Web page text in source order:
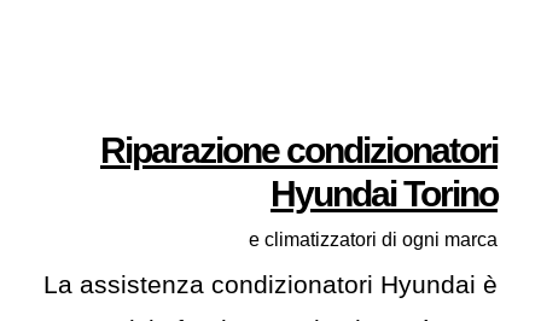
Riparazione condizionatori
Hyundai Torino
e climatizzatori di ogni marca
La assistenza condizionatori Hyundai è